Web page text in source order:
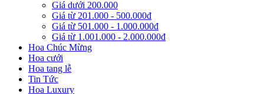
Giá dưới 200.000
Giá từ 201.000 - 500.000đ
Giá từ 501.000 - 1.000.000đ
Giá từ 1.001.000 - 2.000.000đ
Hoa Chúc Mừng
Hoa cưới
Hoa tang lễ
Tin Tức
Hoa Luxury